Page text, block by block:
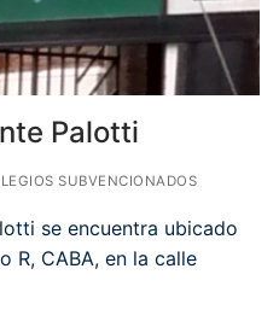
Palotti
SUBVENCIONADOS
se encuentra ubicado
R, CABA, en la calle